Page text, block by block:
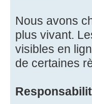
Nous avons
plus vivant.
visibles en
de certaines